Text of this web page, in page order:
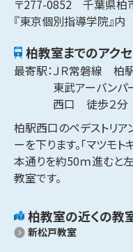
〒277-0852 千葉県柏
『東京個別指導学院』内
柏​教室までのアク
最寄駅：ＪＲ常磐線　柏
東武アーバンパ
西口　徒歩２分
柏駅西口のペデストリア
ーを下ります。「マツモ
本通りを約50ｍ進むと
教室です。
柏​教室の近くの教
新松戸教室